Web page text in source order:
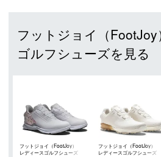
フットジョイ（
ゴルフシューズを見る
フットジョイ（FootJoy）
レディースゴルフシューズ
フットジョイ（FootJoy）
レディースゴルフシューズ